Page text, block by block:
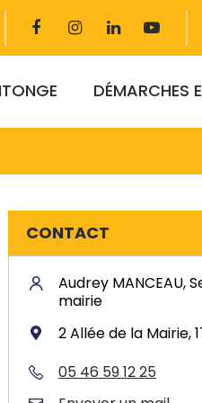
Lien
compte
Facebook
Lien
compte
Instagram
Lien
compte
Linkedin
vers
DÉMARCHES
CONTACT
Audrey MANCEAU,
mairie
2 Allée de la Mairie,
05 46 59 12 25